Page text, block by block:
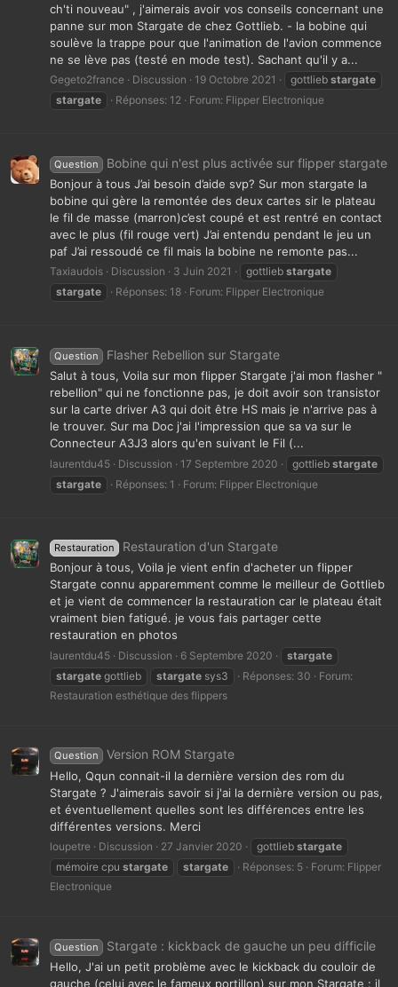
ch'ti nouveau" , j'aimerais avoir vos conseils concernant une
panne sur mon Stargate de chez Gottlieb. - la bobine qui
soulève la trappe pour que l'animation de l'avion commence
ne se lève pas (testé en mode test). Sachant qu'il y a...
Gegeto2france Discussion 19 Octobre 2021 gottlieb stargate
stargate
Réponses: 12 Forum: Flipper Electronique
Question Bobine qui n'est plus activée sur flipper stargate
Bonjour à tous J’ai besoin d’aide svp? Sur mon stargate la
bobine qui gère la remontée des deux cartes sir le plateau
le fil de masse (marron)c’est coupé et est rentré en contact
avec le plus (fil rouge vert) J’ai entendu pendant le jeu un
paf J’ai ressoudé ce fil mais la bobine ne remonte pas...
Taxiaudois Discussion 3 Juin 2021 gottlieb stargate
stargate
Réponses: 18 Forum: Flipper Electronique
Question Flasher Rebellion sur Stargate
Salut à tous, Voila sur mon flipper Stargate j'ai mon flasher "
rebellion" qui ne fonctionne pas, je doit avoir son transistor
sur la carte driver A3 qui doit être HS mais je n'arrive pas à
le trouver. Sur ma Doc j'ai l'impression que sa va sur le
Connecteur A3J3 alors qu'en suivant le Fil (...
laurentdu45 Discussion 17 Septembre 2020 gottlieb stargate
stargate
Réponses: 1 Forum: Flipper Electronique
Restauration Restauration d'un Stargate
Bonjour à tous, Voila je vient enfin d'acheter un flipper
Stargate connu apparemment comme le meilleur de Gottlieb
et je vient de commencer la restauration car le plateau était
vraiment bien fatigué. je vous fais partager cette
restauration en photos
laurentdu45 Discussion 6 Septembre 2020
stargate
stargate gottlieb stargate sys3 Réponses: 30
Forum:
Restauration esthétique des flippers
Question Version ROM Stargate
Hello, Qqun connait-il la dernière version des rom du
Stargate ? J'aimerais savoir si j'ai la dernière version ou pas,
et éventuellement quelles sont les différences entre les
différentes versions. Merci
loupetre Discussion 27 Janvier 2020 gottlieb stargate
mémoire cpu stargate stargate Réponses: 5 Forum: Flipper
Electronique
Question Stargate : kickback de gauche un peu difficile
Hello, J'ai un petit problème avec le kickback du couloir de
gauche (celui avec le fameux portillon) sur mon Stargate : il